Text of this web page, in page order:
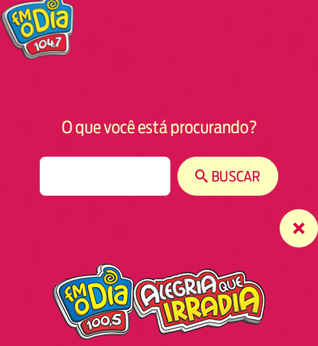
O que você está procurando?
BUSCAR